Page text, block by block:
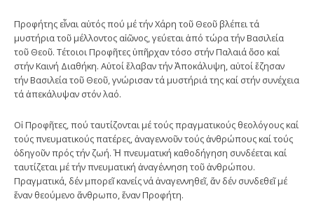
Προφήτης εἶναι αὐτός πού μέ τήν Χάρη τοῦ Θεοῦ βλέπει τά
μυστήρια τοῦ μέλλοντος αἰῶνος, γεύεται ἀπό τώρα τήν Βασιλεία
τοῦ Θεοῦ. Τέτοιοι Προφῆτες ὑπῆρχαν τόσο στήν Παλαιά ὅσο καί
στήν Καινή Διαθήκη. Αὐτοί ἔλαβαν τήν Ἀποκάλυψη, αὐτοί ἔζησαν
τήν Βασιλεία τοῦ Θεοῦ, γνώρισαν τά μυστήριά της καί στήν συνέχεια
τά ἀπεκάλυψαν στόν λαό.
Οἱ Προφῆτες, πού ταυτίζονται μέ τούς πραγματικούς θεολόγους καί
τούς πνευματικούς πατέρες, ἀναγεννοῦν τούς ἀνθρώπους καί τούς
ὁδηγοῦν πρός τήν ζωή. Ἡ πνευματική καθοδήγηση συνδέεται καί
ταυτίζεται μέ τήν πνευματική ἀναγέννηση τοῦ ἀνθρώπου.
Πραγματικά, δέν μπορεῖ κανείς νά ἀναγεννηθεῖ, ἄν δέν συνδεθεῖ μέ
ἕναν θεούμενο ἄνθρωπο, ἕναν Προφήτη.